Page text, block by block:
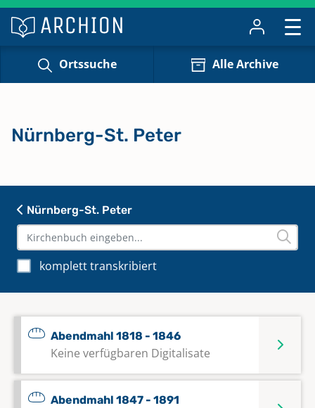
Ortssuche Alle Archive
Nürnberg-St. Peter
komplett transkribiert
Abendmahl 1818 - 1846
Keine verfügbaren Digitalisate
Abendmahl 1847 - 1891
Nürnberg-St. Peter